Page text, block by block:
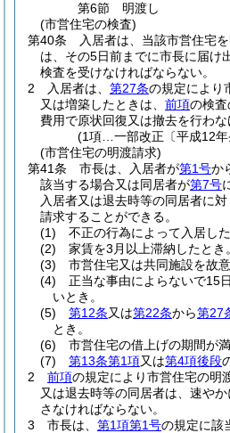
第6節
明渡し
(市営住宅の検査)
第40条
入居者は、当該市営住宅
は、その5日前までに市長に届け
検査を受けなければならない。
2
入居者は、 第27条の規定により
又は増築したときは、 前項の検
費用で原状回復又は撤去を行わな
(1項…一部改正〔平成12年
(市営住宅の明渡請求)
第41条
市長は、入居者が第1号か
該当する場合又は同居者が第7号
入居者又は退去時等の同居者に
請求することができる。
(1)
不正の行為によって入居した
(2)
家賃を3月以上滞納したとき。
(3)
市営住宅又は共同施設を故
(4)
正当な事由によらないで15
いとき。
(5)
第12条又は第22条から第27
とき。
(6)
市営住宅の借上げの期間が満
(7)
第13条第1項又は第4項後段
2
前項の規定により市営住宅の明
又は退去時等の同居者は、速や
さなければならない。
3
市長は、 第1項第1号の規定に該